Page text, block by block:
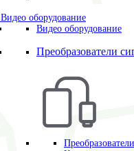
Видео оборудование
Видео оборудование
Преобразователи